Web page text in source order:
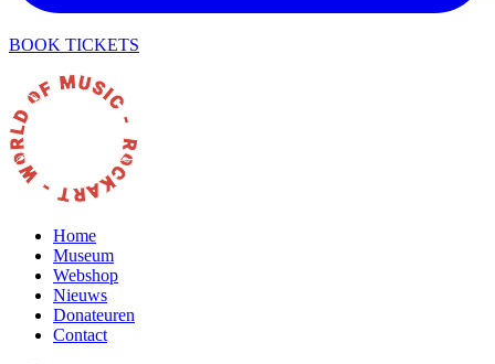
BOOK TICKETS
Home
Museum
Webshop
Nieuws
Donateuren
Contact